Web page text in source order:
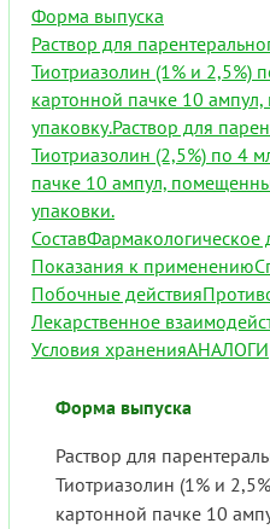
Форма выпуска
Раствор для
Тиотриазолин (1% и 2,5%)
картонной пачке 10
упаковку.Раствор для
Тиотриазолин (2,5%) по 4
пачке 10 ампул,
упаковки.
СоставФармакологическое
Показания к применению
Побочные действия
Лекарственное
Условия храненияАНАЛОГИ
Форма выпуска
Раствор для
Тиотриазолин (1% и
картонной пачке 10